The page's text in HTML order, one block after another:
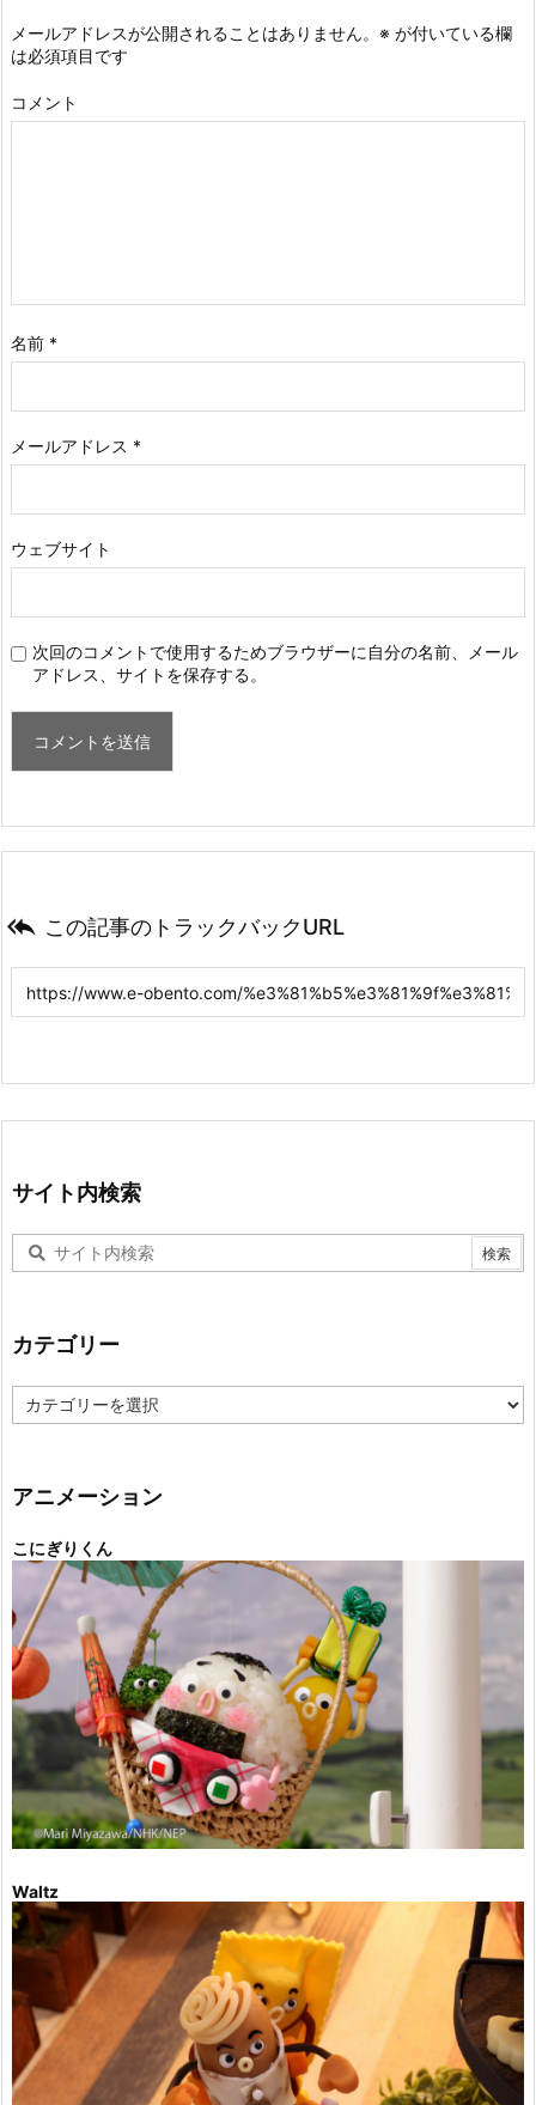
メールアドレスが公開されることはありません。 ※ が付いている欄
は必須項目です
コメント
名前 *
メールアドレス *
ウェブサイト
次回のコメントで使用するためブラウザーに自分の名前、メール
アドレス、サイトを保存する。
 この記事のトラックバックURL
サイト内検索
カテゴリー
テ
ー
アニメーション
こにぎりくん
Waltz